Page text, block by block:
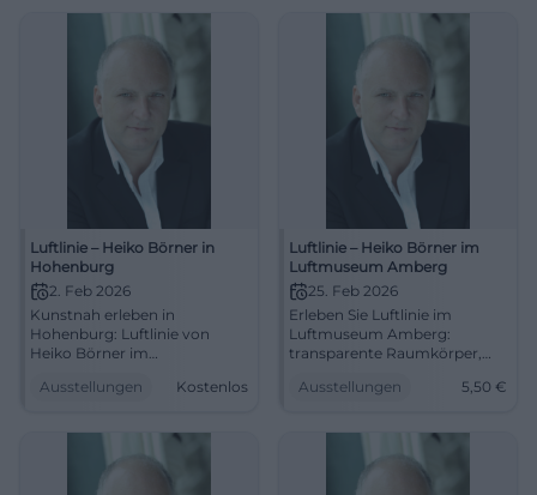
Kuratierung, starke
einplanen. #Skulptur
#Installation
5,50 €. Kunstgenuss zum
#LuftmuseumAmberg
Luftlinie – Heiko Börner in
Hohenburg
2. Feb 2026
Kunstnah erleben in
Hohenburg: Luftlinie von
Heiko Börner im
frei, zentrale Lage, gemütliche
Verbundenheit spüren, jetzt
Ausstellungen Kostenlos
Luftlinie – Heiko Börner im
Luftmuseum Amberg
25. Feb 2026
Erleben Sie Luftlinie im
Luftmuseum Amberg:
transparente Raumkörper,
sinnliche Werkbetrachtung.
€. Jetzt entdecken! #Luftlinie
Ausstellungen 5,50 €